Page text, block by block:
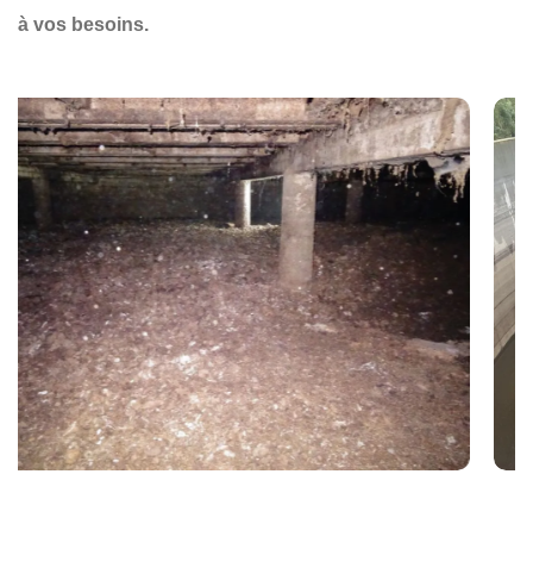
à vos besoins.